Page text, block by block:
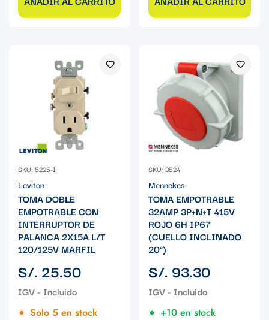
SKU: 5225-I
Leviton
TOMA DOBLE
EMPOTRABLE CON
INTERRUPTOR DE
PALANCA 2X15A L/T
120/125V MARFIL
Precio
regular
S/. 25.50
Solo 5 en stock
SKU: 3524
Mennekes
TOMA EMPOTRABLE
32AMP 3P+N+T 415V
ROJO 6H IP67
(CUELLO INCLINADO
20°)
Precio
regular
S/. 93.30
+10 en stock